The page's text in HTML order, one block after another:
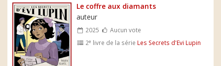
Le coffre aux diamants
auteur
2025
Aucun vote
2e livre de la série Les Secrets d'Evi Lupin